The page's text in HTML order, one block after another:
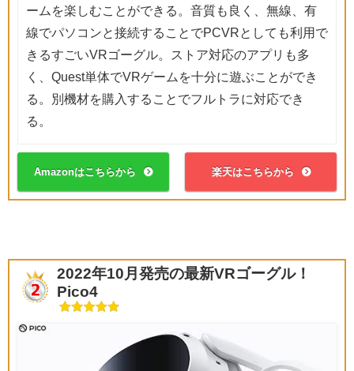
ームを楽しむことができる。音質も良く、無線、有
線でパソコンと接続することでPCVRとしても利用で
きるすごいVRゴーグル。ストア対応のアプリも多
く、Quest単体でVRゲームを十分に遊ぶことができ
る。別機材を購入することでフルトラに対応でき
る。
Amazonはこちらから 楽天はこちらから
2022年10月発売の最新VRゴーグル！
Pico4